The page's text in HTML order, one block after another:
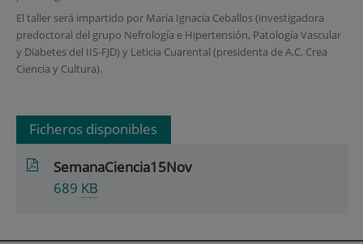
El taller será impartido por María Ignacia Ceballos (investigadora
predoctoral del grupo Nefrología e Hipertensión, Patología Vascular
y Diabetes del IIS-FJD) y Leticia Cuarental (presidenta de A.C. Crea
Ciencia y Cultura).
Ficheros disponibles
SemanaCiencia15Nov
689 KB